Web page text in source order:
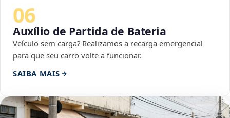
06
Auxílio de Partida de Bateria
Veículo sem carga? Realizamos a recarga emergencial
para que seu carro volte a funcionar.
SAIBA MAIS